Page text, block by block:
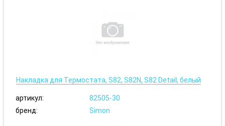
Накладка для Термостата, S82, S82N, S82 Detail, белый
артикул:
82505-30
бренд:
Simon